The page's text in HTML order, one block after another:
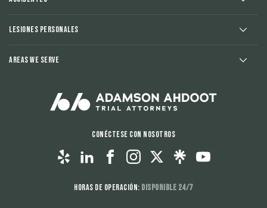
Lesiones Personales
Areas We Serve
Conéctese con nosotros
Horas de operación: Disponible 24/7